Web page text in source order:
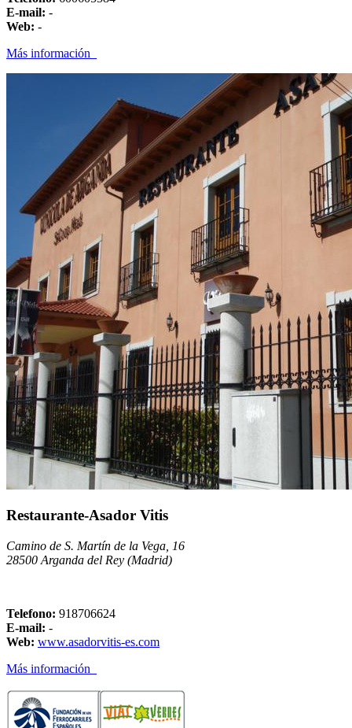
E-mail: -
Web: -
Más información
Restaurante-Asador Vitis
Camino de S. Martín de la Vega, 16
28500 Arganda del Rey (Madrid)
Telefono: 918706624
E-mail: -
Web: www.asadorvitis-es.com
Más información